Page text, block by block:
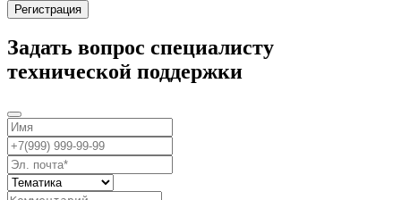
Задать вопрос специалисту
технической поддержки